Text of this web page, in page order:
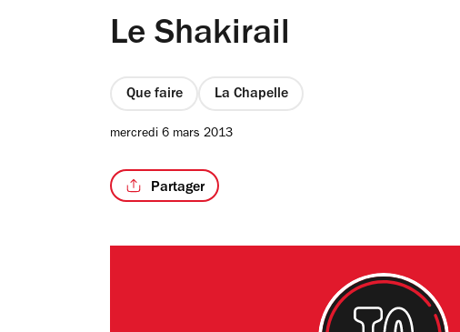
Le Shakirail
Que faire La Chapelle
mercredi 6 mars 2013
Partager